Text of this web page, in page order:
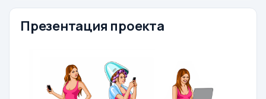
Презентация проекта